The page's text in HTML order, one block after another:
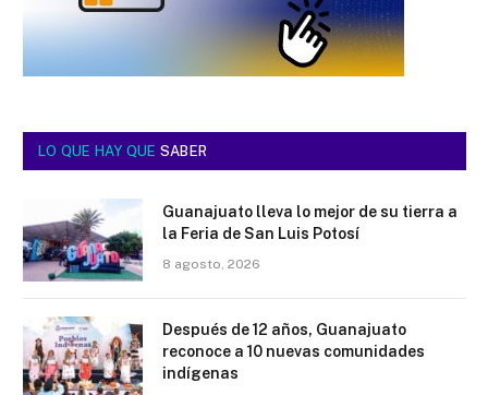
LO QUE HAY QUE SABER
Guanajuato lleva lo mejor de su tierra a
la Feria de San Luis Potosí
8 agosto, 2026
Después de 12 años, Guanajuato
reconoce a 10 nuevas comunidades
indígenas